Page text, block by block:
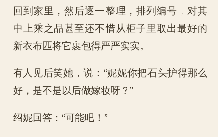
回到家里，然后逐一整理，排列编号，对其
中上乘之品甚至还不惜从柜子里取出最好的
新衣布匹将它裹包得严严实实。
有人见后笑她，说：“妮妮你把石头护得那么
好，是不是以后做嫁妆呀？”
绍妮回答：“可能吧！”